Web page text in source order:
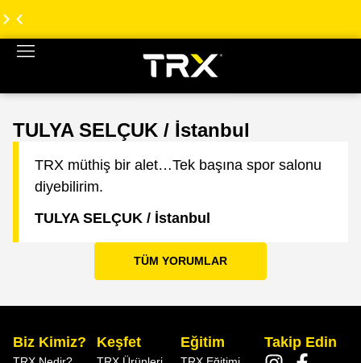
TRX
Sitesi
TRX
Sitesi
TULYA SELÇUK / İstanbul
TRX müthiş bir alet…Tek başına spor salonu
diyebilirim.
TULYA SELÇUK / İstanbul
TÜM YORUMLAR
Biz Kimiz? Keşfet Eğitim Takip Edin